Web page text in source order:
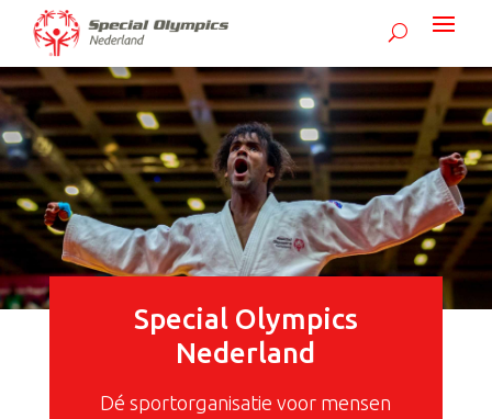
Special Olympics
Nederland
Dé sportorganisatie voor mensen